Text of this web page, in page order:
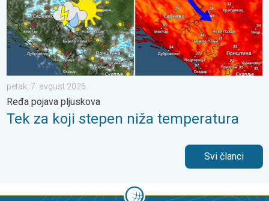
petak, 7. avgust 2026.
Ređa pojava pljuskova
Tek za koji stepen niža temperatura
Svi članci